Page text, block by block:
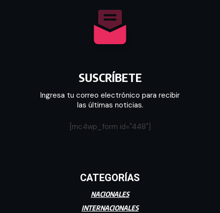
SUSCRÍBETE
Ingresa tu correo electrónico para recibir
las últimas noticias.
[mc4wp_form id="448"]
CATEGORÍAS
NACIONALES
INTERNACIONALES